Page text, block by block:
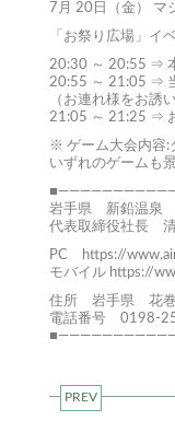
7月 20日（金） マ
「お祭り広場」イ
20:30 ～ 20:55 ⇒
20:55 ～ 21:05 ⇒
（お連れ様をお誘
21:05 ～ 21:25 ⇒
※ ゲーム大会内容:
いずれのゲームも
岩手県 新鉛温泉
代表取締役社長
PC
https://
モバイル https://
住所 岩手県 花
電話番号 0198-
PREV